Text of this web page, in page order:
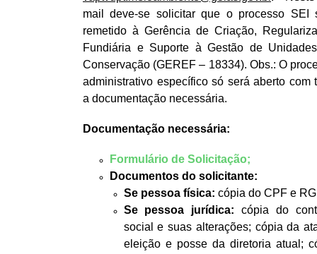
mail deve-se solicitar que o processo SEI
remetido à Gerência de Criação,
Fundiária e Suporte à Gestão de
Conservação (GEREF – 18334). Obs.: O
administrativo específico só será aberto com
a documentação necessária.
Documentação necessária:
Formulário de Solicitação;
Documentos do solicitante:
Se pessoa física: cópia do CPF e
Se pessoa jurídica:cópia do
social e suas alterações; cópia da
eleição e posse da diretoria atual;